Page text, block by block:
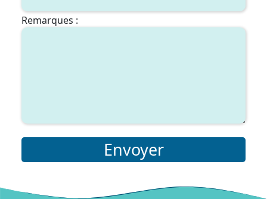
Remarques :
Envoyer